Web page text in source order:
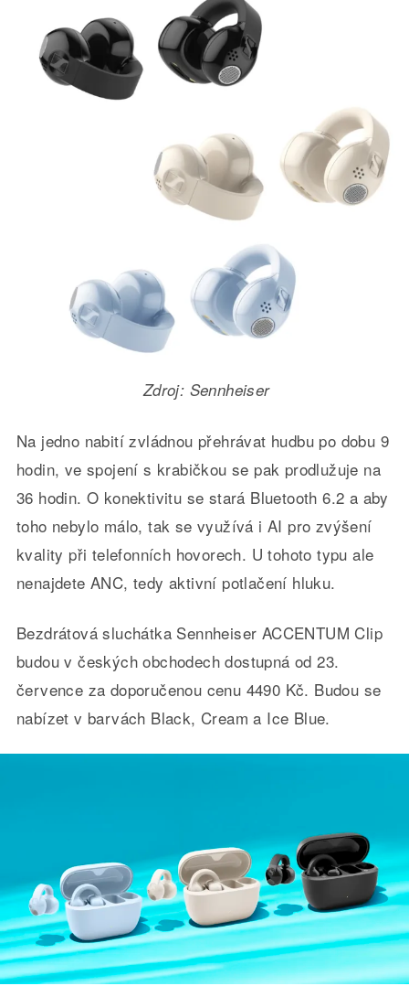
Zdroj: Sennheiser
Na jedno nabití zvládnou přehrávat hudbu po dobu 9
hodin, ve spojení s krabičkou se pak prodlužuje na
36 hodin. O konektivitu se stará Bluetooth 6.2 a aby
toho nebylo málo, tak se využívá i AI pro zvýšení
kvality při telefonních hovorech. U tohoto typu ale
nenajdete ANC, tedy aktivní potlačení hluku.
Bezdrátová sluchátka Sennheiser ACCENTUM Clip
budou v českých obchodech dostupná od 23.
července za doporučenou cenu 4490 Kč. Budou se
nabízet v barvách Black, Cream a Ice Blue.